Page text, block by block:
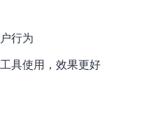
行为
具使用，效果更好